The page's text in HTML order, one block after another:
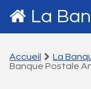
La
Accueil La
Banque Postale